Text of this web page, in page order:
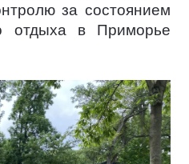
за состоянием
отдыха в Приморье